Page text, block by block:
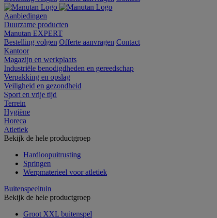
Aanbiedingen
Duurzame producten
Manutan EXPERT
Bestelling volgen Offerte aanvragen Contact
Kantoor
Magazijn en werkplaats
Industriële benodigdheden en gereedschap
Verpakking en opslag
Veiligheid en gezondheid
Sport en vrije tijd
Terrein
Hygiëne
Horeca
Atletiek
Bekijk de hele productgroep
Hardloopuitrusting
Springen
Werpmaterieel voor atletiek
Buitenspeeltuin
Bekijk de hele productgroep
Groot XXL buitenspel